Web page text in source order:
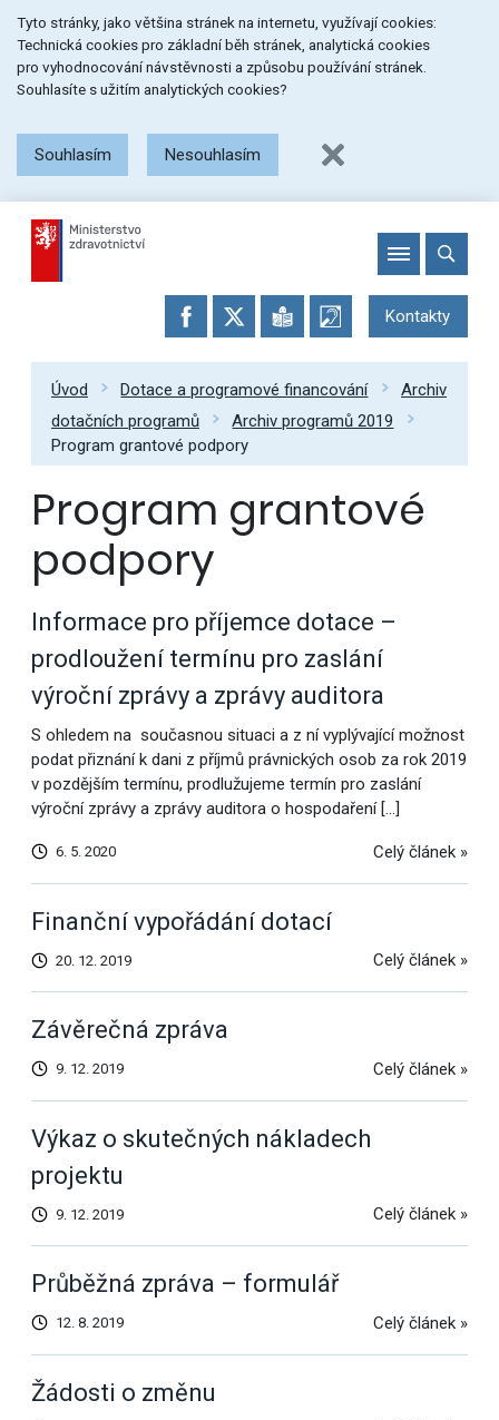
na
menu
na
obsah
na
patičku
stránky
Tyto stránky, jako většina stránek na internetu, využívají cookies:
Technická cookies pro základní běh stránek, analytická cookies
pro vyhodnocování návstěvnosti a způsobu používání stránek.
Souhlasíte s užitím analytických cookies?
Souhlasím Nesouhlasím
Kontakty
Úvod Dotace a programové financování
Archiv
dotačních programů
Archiv programů 2019
Program grantové podpory
Program grantové
podpory
Informace pro příjemce dotace –
prodloužení termínu pro zaslání
výroční zprávy a zprávy auditora
S ohledem na současnou situaci a z ní vyplývající možnost
podat přiznání k dani z příjmů právnických osob za rok 2019
v pozdějším termínu, prodlužujeme termín pro zaslání
výroční zprávy a zprávy auditora o hospodaření […]
6. 5. 2020 Celý článek »
Finanční vypořádání dotací
20. 12. 2019 Celý článek »
Závěrečná zpráva
9. 12. 2019 Celý článek »
Výkaz o skutečných nákladech
projektu
9. 12. 2019 Celý článek »
Průběžná zpráva – formulář
12. 8. 2019 Celý článek »
Žádosti o změnu